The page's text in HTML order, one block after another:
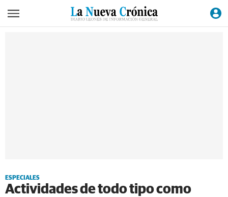
ESPECIALES
Actividades de todo tipo como